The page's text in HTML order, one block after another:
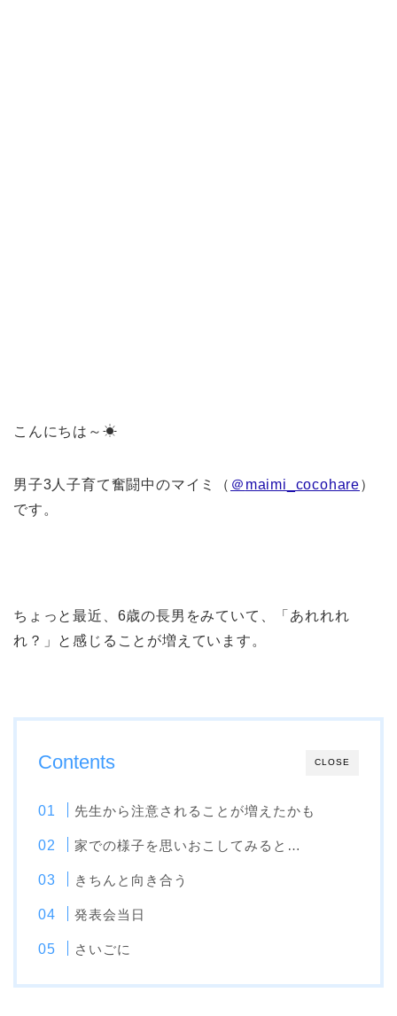
こんにちは～☀︎
男子3人子育て奮闘中のマイミ（ ＠ maimi_cocohare）
です。
ちょっと最近、6歳の長男をみていて、「あれれれ
れ？」と感じることが増えています。
CLOSE
Contents
先生から注意されることが増えたかも
家での様子を思いおこしてみると…
きちんと向き合う
発表会当日
さいごに